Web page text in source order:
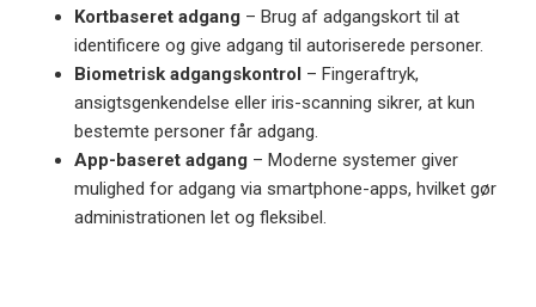
Kortbaseret adgang – Brug af adgangskort til at
identificere og give adgang til autoriserede personer.
Biometrisk adgangskontrol – Fingeraftryk,
ansigtsgenkendelse eller iris-scanning sikrer, at kun
bestemte personer får adgang.
App-baseret adgang – Moderne systemer giver
mulighed for adgang via smartphone-apps, hvilket gør
administrationen let og fleksibel.